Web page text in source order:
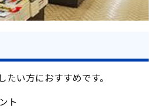
い方におすすめです。
ト